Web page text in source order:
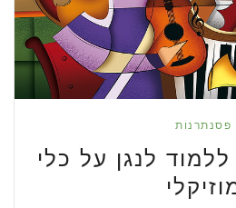
פסנתרנות
לנגן על כלי